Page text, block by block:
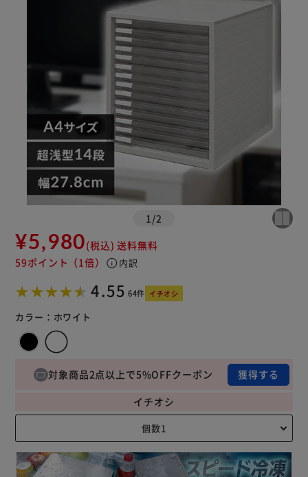
1 /2
¥5,980(税込) 送料無料
59ポイント （1倍） info 内訳
4.55 64件 イチオシ
カラー： ホワイト
対象商品2点以上で5%OFFクーポン 獲得する
イチオシ